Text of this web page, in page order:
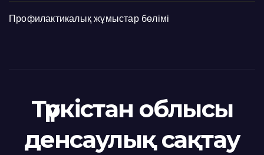
Профилактикалық жұмыстар бөлімі
Түркістан облысы
денсаулық сақтау